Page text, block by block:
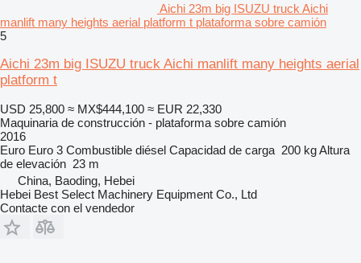
Aichi 23m big ISUZU truck Aichi
manlift many heights aerial platform t plataforma sobre camión
5
Aichi 23m big ISUZU truck Aichi manlift many heights aerial
platform t
USD 25,800 ≈ MX$444,100 ≈ EUR 22,330
Maquinaria de construcción - plataforma sobre camión
2016
Euro Euro 3 Combustible diésel Capacidad de carga 200 kgAltura
de elevación 23 m
China, Baoding, Hebei
Hebei Best Select Machinery Equipment Co., Ltd
Contacte con el vendedor